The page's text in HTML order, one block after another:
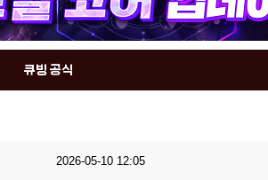
큐빙 공식
2026-05-10 12:05